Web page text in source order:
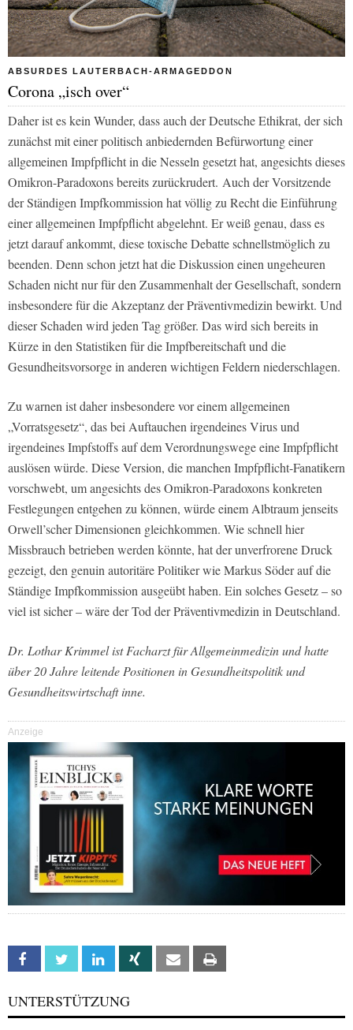
ABSURDES LAUTERBACH-ARMAGEDDON
Corona „isch over“
Daher ist es kein Wunder, dass auch der Deutsche Ethikrat, der sich
zunächst mit einer politisch anbiedernden Befürwortung einer
allgemeinen Impfpflicht in die Nesseln gesetzt hat, angesichts dieses
Omikron-Paradoxons bereits zurückrudert. Auch der Vorsitzende
der Ständigen Impfkommission hat völlig zu Recht die Einführung
einer allgemeinen Impfpflicht abgelehnt. Er weiß genau, dass es
jetzt darauf ankommt, diese toxische Debatte schnellstmöglich zu
beenden. Denn schon jetzt hat die Diskussion einen ungeheuren
Schaden nicht nur für den Zusammenhalt der Gesellschaft, sondern
insbesondere für die Akzeptanz der Präventivmedizin bewirkt. Und
dieser Schaden wird jeden Tag größer. Das wird sich bereits in
Kürze in den Statistiken für die Impfbereitschaft und die
Gesundheitsvorsorge in anderen wichtigen Feldern niederschlagen.
Zu warnen ist daher insbesondere vor einem allgemeinen
„Vorratsgesetz“, das bei Auftauchen irgendeines Virus und
irgendeines Impfstoffs auf dem Verordnungswege eine Impfpflicht
auslösen würde. Diese Version, die manchen Impfpflicht-Fanatikern
vorschwebt, um angesichts des Omikron-Paradoxons konkreten
Festlegungen entgehen zu können, würde einem Albtraum jenseits
Orwell’scher Dimensionen gleichkommen. Wie schnell hier
Missbrauch betrieben werden könnte, hat der unverfrorene Druck
gezeigt, den genuin autoritäre Politiker wie Markus Söder auf die
Ständige Impfkommission ausgeübt haben. Ein solches Gesetz – so
viel ist sicher – wäre der Tod der Präventivmedizin in Deutschland.
Dr. Lothar Krimmel ist Facharzt für Allgemeinmedizin und hatte
über 20 Jahre leitende Positionen in Gesundheitspolitik und
Gesundheitswirtschaft inne.
Anzeige
Facebook Twitter Linkedin Xing Email
UNTERSTÜTZUNG